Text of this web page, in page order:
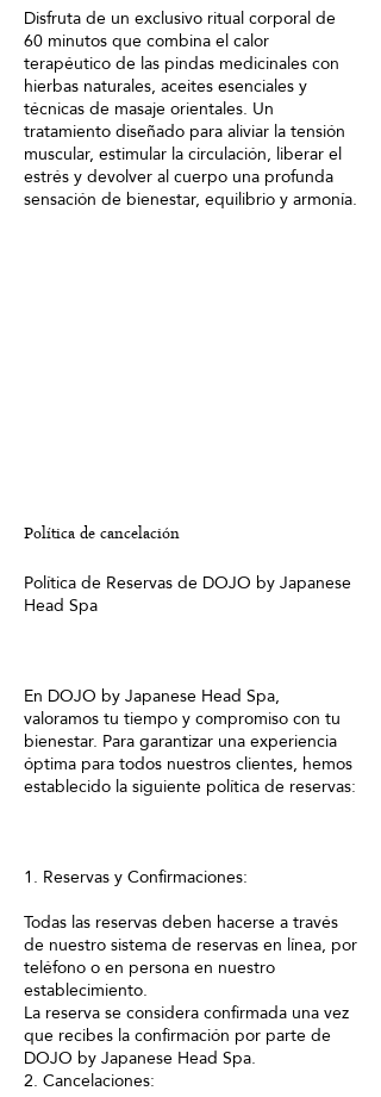
Disfruta de un exclusivo ritual corporal de
60 minutos que combina el calor
terapéutico de las pindas medicinales con
hierbas naturales, aceites esenciales y
técnicas de masaje orientales. Un
tratamiento diseñado para aliviar la tensión
muscular, estimular la circulación, liberar el
estrés y devolver al cuerpo una profunda
Política de cancelación
Política de Reservas de DOJO by Japanese
Head Spa
En DOJO by Japanese Head Spa,
valoramos tu tiempo y compromiso con tu
bienestar. Para garantizar una experiencia
óptima para todos nuestros clientes, hemos
establecido la siguiente política de reservas:
1. Reservas y Confirmaciones:
Todas las reservas deben hacerse a través
de nuestro sistema de reservas en línea, por
teléfono o en persona en nuestro
establecimiento.
La reserva se considera confirmada una vez
que recibes la confirmación por parte de
DOJO by Japanese Head Spa.
2. Cancelaciones: